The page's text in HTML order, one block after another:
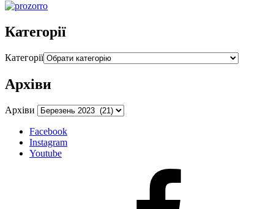
Категорії
Категорії
Архіви
Архіви
Facebook
Instagram
Youtube